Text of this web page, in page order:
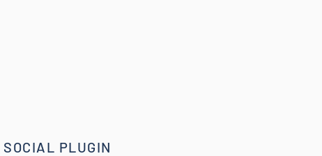
SOCIAL PLUGIN